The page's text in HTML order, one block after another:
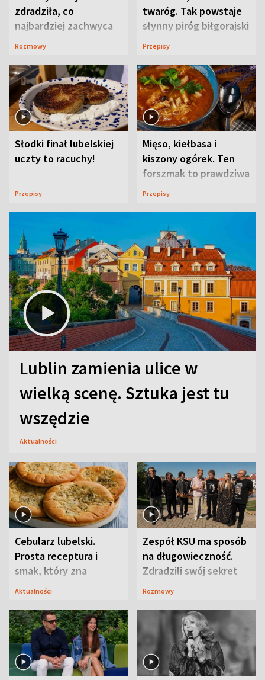
zdradziła, co
najbardziej zachwyca
ją w Lublinie
Rozmowy
twaróg. Tak powstaje
słynny piróg biłgorajski
Przepisy
Słodki finał lubelskiej
uczty to racuchy!
Przepisy
Mięso, kiełbasa i
kiszony ogórek. Ten
forszmak to prawdziwa
uczta
Przepisy
Lublin zamienia ulice w
wielką scenę. Sztuka jest tu
wszędzie
Aktualności
Cebularz lubelski.
Prosta receptura i
smak, który zna
Lubelszczyzna
Aktualności
Zespół KSU ma sposób
na długowieczność.
Zdradzili swój sekret
Rozmowy